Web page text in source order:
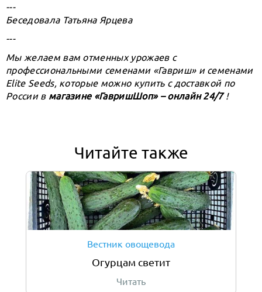
---
Беседовала Татьяна Ярцева
---
Мы желаем вам отменных урожаев с
профессиональными семенами «Гавриш» и семенами
Elite Seeds, которые можно купить с доставкой по
России в магазине «ГавришШоп» – онлайн 24/7!
Читайте также
Вестник овощевода
Огурцам светит
Читать